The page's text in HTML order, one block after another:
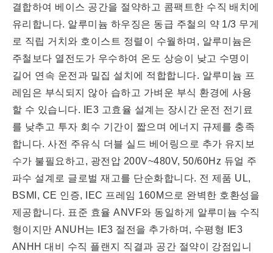
결합하여 베이스 공간을 절약하고 콤팩트한 수직 배치에
유리합니다. 알루미늄 하우징은 동급 주철의 약 1/3 무게
로 직립 거치와 호이스트 정렬이 수월하며, 알루미늄은
주철보다 열전도가 우수하여 온도 상승이 낮고 수명이
길어 연속 운전과 밀집 설치에 적합합니다. 알루미늄 프
레임은 부식되지 않아 습하고 가벼운 부식 환경에 사용
할 수 있습니다. IE3 고효율 설계는 장시간 운전 전기료
를 낮추고 투자 회수 기간이 짧으며 에너지 규제를 충족
합니다. 사전 주유식 더블 실드 베어링으로 추가 유지보
수가 불필요하고, 광전압 200V~480V, 50/60Hz 듀얼 주
파수 설계로 글로벌 재고를 단순화합니다. 전 제품 UL,
BSMI, CE 인증, IEC 프레임 160M으로 완벽한 호환성을
제공합니다. 표준 효율 ANVF와 동일하게 알루미늄 수직
형이지만 ANUH는 IE3 절전을 추가하며, 수평형 IE3
ANHH 대비 수직 플랜지 직결과 공간 절약이 강점입니